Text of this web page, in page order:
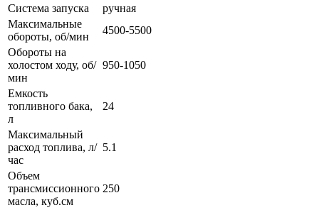
Система запуска
ручная
Максимальные
обороты, об/мин
4500-5500
Обороты на
холостом ходу, об/
мин
950-1050
Емкость
топливного бака,
л
24
Максимальный
расход топлива, л/
час
5.1
Объем
трансмиссионного
масла, куб.см
250